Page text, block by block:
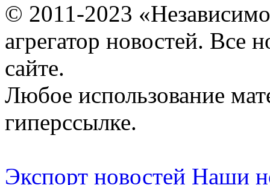
© 2011-2023
агрегатор новостей. Все
сайте.
Любое использование
гиперссылке.
Экспорт новостей Наши